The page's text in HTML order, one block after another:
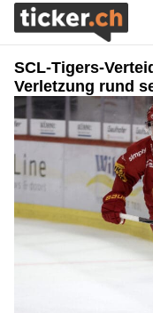
SCL-Tigers-
Verletzung rund